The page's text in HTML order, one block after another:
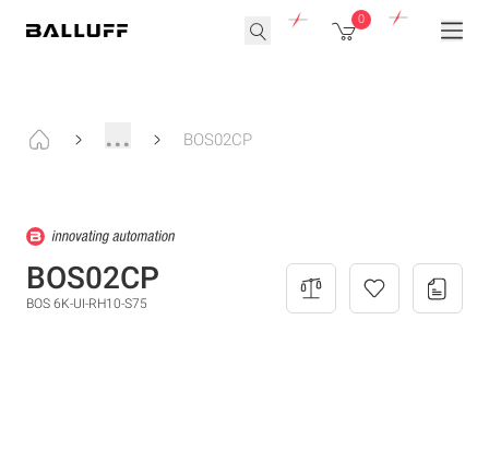
0
... BOS02CP
BOS02CP
BOS 6K-UI-RH10-S75